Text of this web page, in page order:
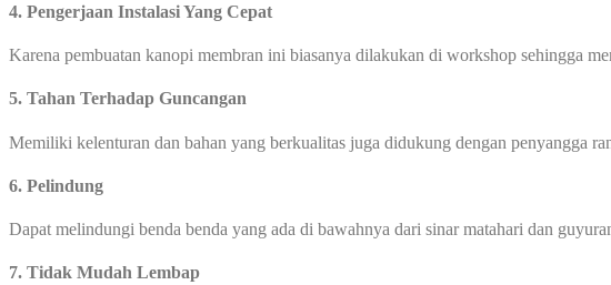
4. Pengerjaan Instalasi Yang Cepat
Karena pembuatan kanopi membran ini biasanya dilakukan di workshop sehingga
5. Tahan Terhadap Guncangan
Memiliki kelenturan dan bahan yang berkualitas juga didukung dengan penyangga
6. Pelindung
Dapat melindungi benda benda yang ada di bawahnya dari sinar matahari dan
7. Tidak Mudah Lembap